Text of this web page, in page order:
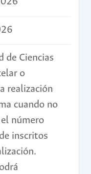
de Ciencias
o
realización
cuando no
número
inscritos